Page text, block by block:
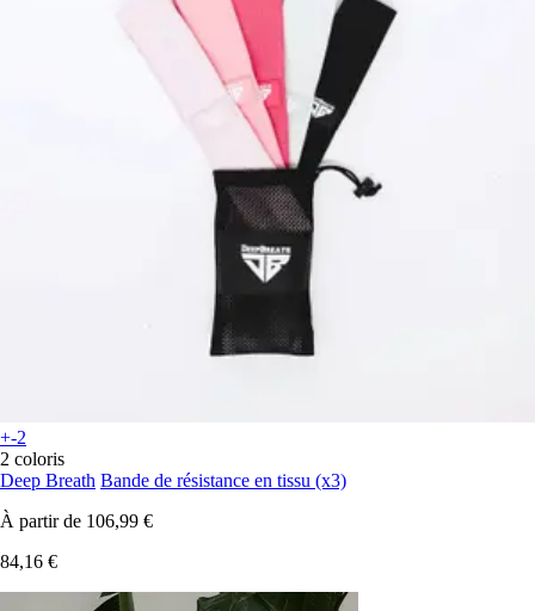
+-2
2 coloris
Deep Breath Bande de résistance en tissu (x3)
À partir de 106,99 €
84,16 €